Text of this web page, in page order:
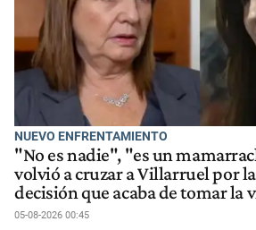
NUEVO ENFRENTAMIENTO
"No es nadie", "es un
volvió a cruzar a Villarruel por
decisión que acaba de tomar la
05-08-2026 00:45